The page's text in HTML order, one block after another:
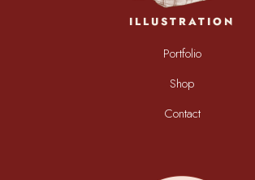
ILLUSTRATION
Portfolio
Shop
Contact